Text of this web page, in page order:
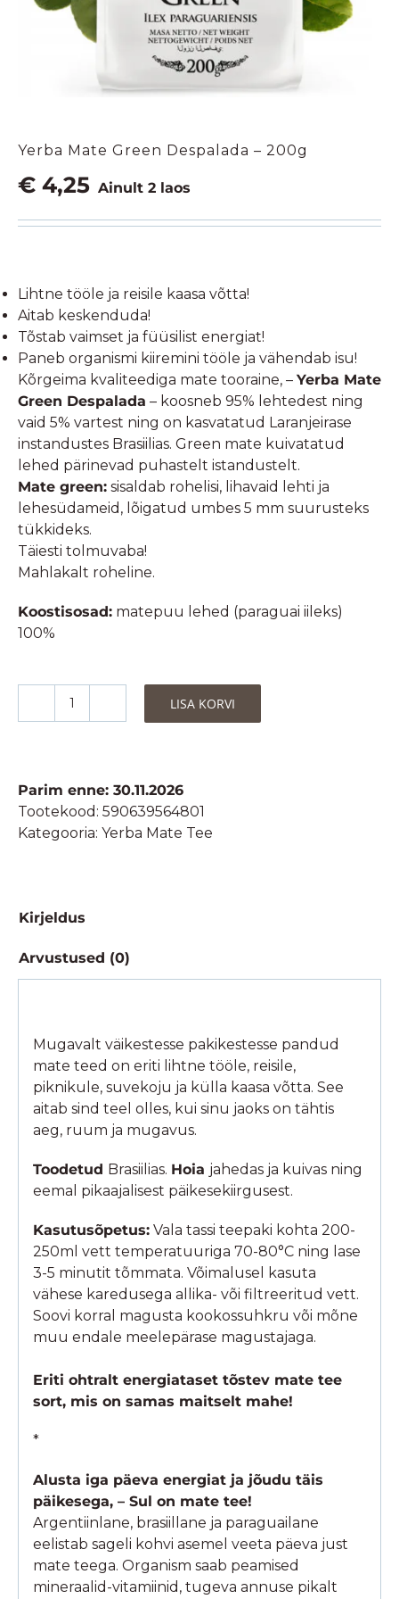
Yerba Mate Green Despalada – 200g
€ 4,25 Ainult 2 laos
Lihtne tööle ja reisile kaasa võtta!
Aitab keskenduda!
Tõstab vaimset ja füüsilist energiat!
Paneb organismi kiiremini tööle ja vähendab isu!
Kõrgeima kvaliteediga mate tooraine, – Yerba Mate
Green Despalada – koosneb 95% lehtedest ning
vaid 5% vartest ning on kasvatatud Laranjeirase
instandustes Brasiilias. Green mate kuivatatud
lehed pärinevad puhastelt istandustelt.
Mate green: sisaldab rohelisi, lihavaid lehti ja
lehesüdameid, lõigatud umbes 5 mm suurusteks
tükkideks.
Täiesti tolmuvaba!
Mahlakalt roheline.
Koostisosad: matepuu lehed (paraguai iileks)
100%
Yerba
-
200g
kogus
LISA KORVI
Parim enne: 30.11.2026
Tootekood: 590639564801
Kategooria: Yerba Mate Tee
Kirjeldus
Arvustused (0)
Mugavalt väikestesse pakikestesse pandud
mate teed on eriti lihtne tööle, reisile,
piknikule, suvekoju ja külla kaasa võtta. See
aitab sind teel olles, kui sinu jaoks on tähtis
aeg, ruum ja mugavus.
Toodetud Brasiilias. Hoia jahedas ja kuivas ning
eemal pikaajalisest päikesekiirgusest.
Kasutusõpetus: Vala tassi teepaki kohta 200-
250ml vett temperatuuriga 70-80°C ning lase
3-5 minutit tõmmata. Võimalusel kasuta
vähese karedusega allika- või filtreeritud vett.
Soovi korral magusta kookossuhkru või mõne
muu endale meelepärase magustajaga.
Eriti ohtralt energiataset tõstev mate tee
sort, mis on samas maitselt mahe!
*
Alusta iga päeva energiat ja jõudu täis
päikesega, – Sul on mate tee!
Argentiinlane, brasiillane ja paraguailane
eelistab sageli kohvi asemel veeta päeva just
mate teega. Organism saab peamised
mineraalid-vitamiinid, tugeva annuse pikalt